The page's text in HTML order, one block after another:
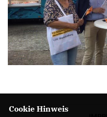
Cookie Hinweis